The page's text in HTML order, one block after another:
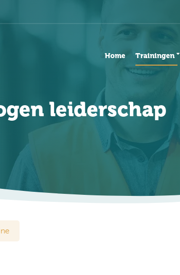
Home Trainingen
leiderschap